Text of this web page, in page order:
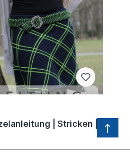
| Stricken |